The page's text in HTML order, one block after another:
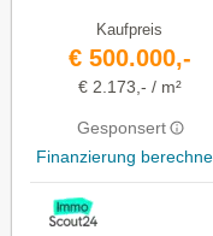
Kaufpreis
€ 500.000,-
€ 2.173,- / m²
Gesponsert
Finanzierung